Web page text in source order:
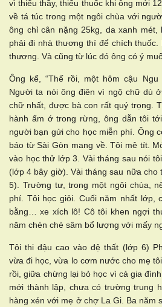
vì thiếu thầy, thiếu thuốc khi ông mới
về tá túc trong một ngôi chùa với
ông chỉ cân nặng 25kg, da xanh
phải đi nhà thương thí để chích thuốc.
thương. Và cũng từ lúc đó ông có ý
Ông kể, “Thế rồi, một hôm cậu
Người ta nói ông điên vì ngộ chữ dù
chữ nhất, được bà con rất quý trọng.
hành ấm ớ trong rừng, ông dẫn tôi
người bạn gửi cho học miễn phí. Ông
báo từ Sài Gòn mang về. Tôi mê tít.
vào học thử lớp 3. Vài tháng sau nói
(lớp 4 bây giờ). Vài tháng sau nữa cho
5). Trường tư, trong một ngôi chùa,
phí. Tôi học giỏi. Cuối năm nhất lớp,
bằng… xe xích lô! Cô tôi khen ngợi
năm chén chè sâm bổ lượng với mấy
Tôi thi đậu cao vào đệ thất (lớp 6)
vừa đi học, vừa lo cơm nước cho mẹ
rồi, giữa chừng lại bỏ học vì cả gia
mới thành lập, chưa có trường trung
hàng xén với mẹ ở chợ La Gi. Ba năm